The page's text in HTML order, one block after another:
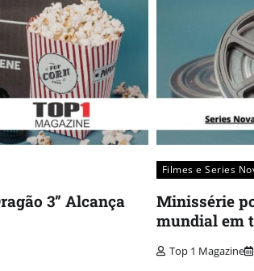
3” Alcança
Filmes e Series
Minissérie
mundial em
Top 1 Magazine